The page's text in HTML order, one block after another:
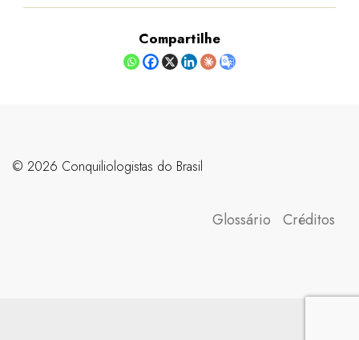
Compartilhe
©️ 2026 Conquiliologistas do Brasil
Glossário Créditos